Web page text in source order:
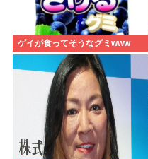
ゲイが食ってそうなグミwww